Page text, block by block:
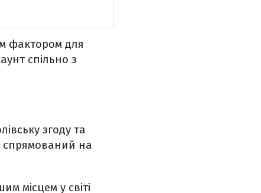
фактором для
спільно з
згоду та
спрямований на
місцем у світі